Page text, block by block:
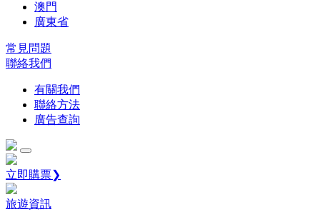
澳門
廣東省
常見問題
聯絡我們
有關我們
聯絡方法
廣告查詢
立即購票❯
旅遊資訊